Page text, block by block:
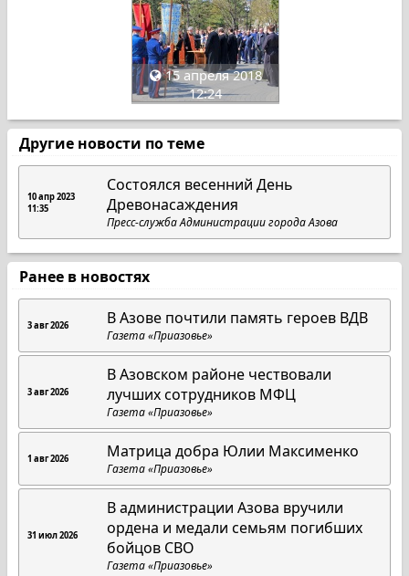
15 апреля 2018
12:24
Другие новости по теме
10 апр 2023
11:35
Состоялся весенний День
Древонасаждения
Пресс-служба Администрации города Азова
Ранее в новостях
3 авг 2026 В Азове почтили память героев ВДВ
Газета «Приазовье»
3 авг 2026
В Азовском районе чествовали
лучших сотрудников МФЦ
Газета «Приазовье»
1 авг 2026 Матрица добра Юлии Максименко
Газета «Приазовье»
31 июл 2026
В администрации Азова вручили
ордена и медали семьям погибших
бойцов СВО
Газета «Приазовье»